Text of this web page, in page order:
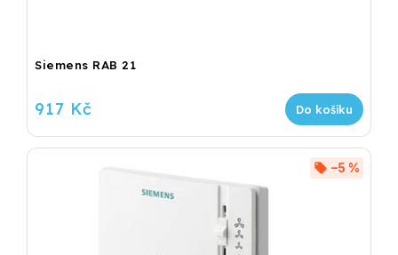
Siemens RAB 21
917 Kč Do košíku
–5 %